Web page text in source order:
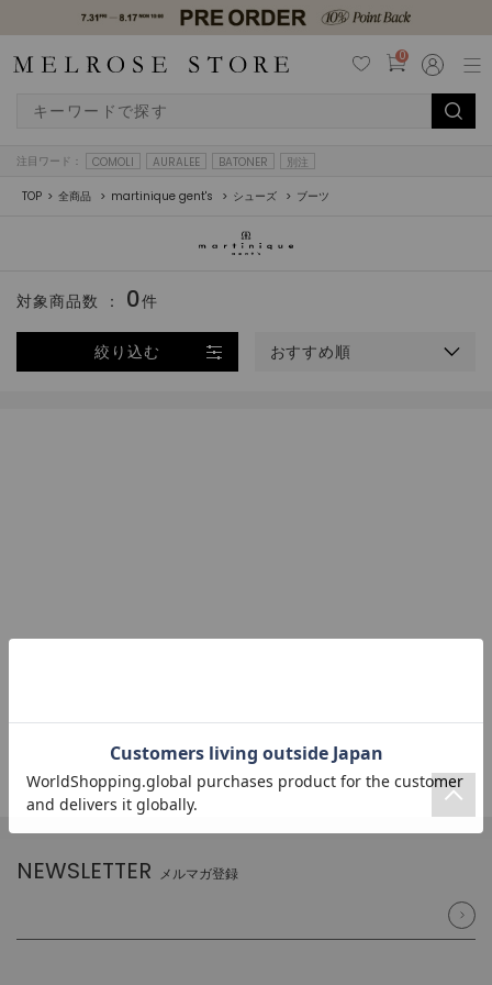
0
注目ワード： COMOLI AURALEE BATONER 別注
TOP 全商品 martinique gent's シューズ ブーツ
絞り込む おすすめ順
対象商品数 ： 0件
NEWSLETTER メルマガ登録